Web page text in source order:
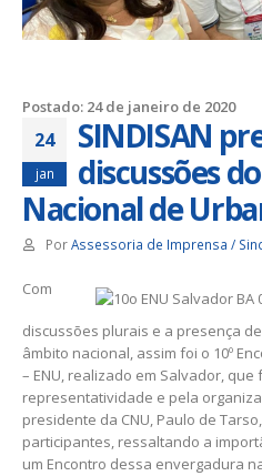
Postado: 24 de janeiro de 2020
24
jan
SINDISAN
discussões
Nacional de
PorAssessoria de Imprensa /
Com
discussões plurais e a presença
âmbito nacional, assim foi o 10º
– ENU, realizado em Salvador,
representatividade e pela
presidente da CNU, Paulo de
participantes, ressaltando a
um Encontro dessa envergadura